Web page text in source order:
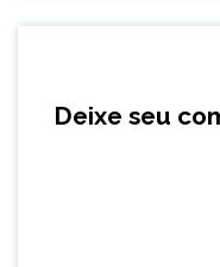
Deixe seu